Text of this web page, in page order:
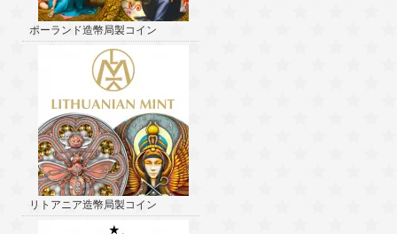
ポーランド造幣局製コイン
リトアニア造幣局製コイン